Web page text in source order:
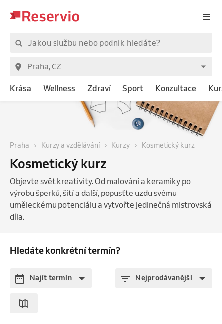
Krása Wellness Zdraví Sport Konzultace
Praha Kurzy a vzdělávání Kurzy Kosmetický kurz
Kosmetický kurz
Objevte svět kreativity. Od malování a keramiky po
výrobu šperků, šití a další, popusťte uzdu svému
uměleckému potenciálu a vytvořte jedinečná mistrovská
díla.
Hledáte konkrétní termín?
Najít termín Nejprodávanější